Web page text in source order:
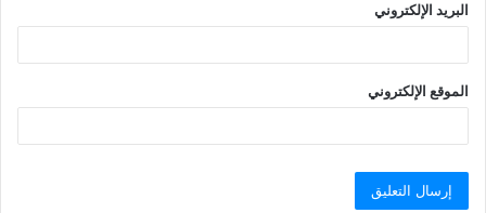
البريد الإلكتروني
الموقع الإلكتروني